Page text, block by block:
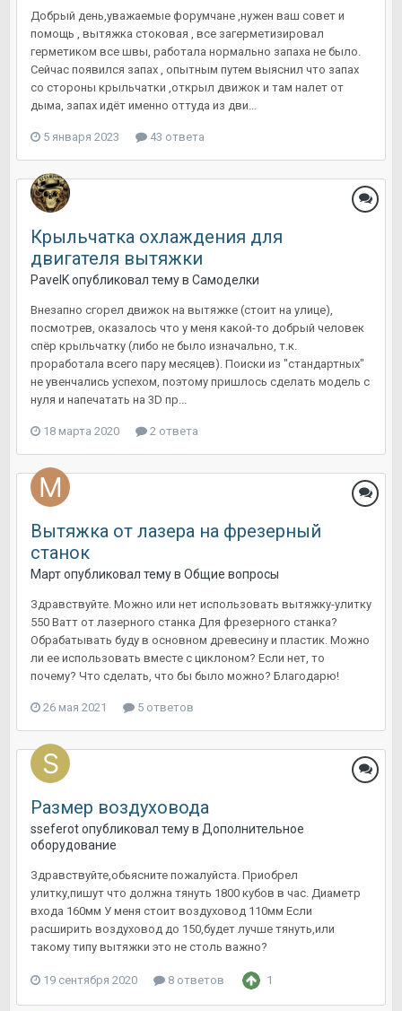
Добрый день,уважаемые форумчане ,нужен ваш совет и
помощь , вытяжка стоковая , все загерметизировал
герметиком все швы, работала нормально запаха не было.
Сейчас появился запах , опытным путем выяснил что запах
со стороны крыльчатки ,открыл движок и там налет от
дыма, запах идёт именно оттуда из дви...
5 января 2023 43 ответа
Крыльчатка охлаждения для
двигателя вытяжки
PavelKопубликовал тему в Самоделки
Внезапно сгорел движок на вытяжке (стоит на улице),
посмотрев, оказалось что у меня какой-то добрый человек
спёр крыльчатку (либо не было изначально, т.к.
проработала всего пару месяцев). Поиски из "стандартных"
не увенчались успехом, поэтому пришлось сделать модель с
нуля и напечатать на 3D пр...
18 марта 2020 2 ответа
Вытяжка от лазера на фрезерный
станок
Мартопубликовал тему в Общие вопросы
Здравствуйте. Можно или нет использовать вытяжку-улитку
550 Ватт от лазерного станка Для фрезерного станка?
Обрабатывать буду в основном древесину и пластик. Можно
ли ее использовать вместе с циклоном? Если нет, то
почему? Что сделать, что бы было можно? Благодарю!
26 мая 2021 5 ответов
Размер воздуховода
sseferotопубликовал тему в Дополнительное
оборудование
Здравствуйте,обьясните пожалуйста. Приобрел
улитку,пишут что должна тянуть 1800 кубов в час. Диаметр
входа 160мм У меня стоит воздуховод 110мм Если
расширить воздуховод до 150,будет лучше тянуть,или
такому типу вытяжки это не столь важно?
19 сентября 2020 8 ответов 1